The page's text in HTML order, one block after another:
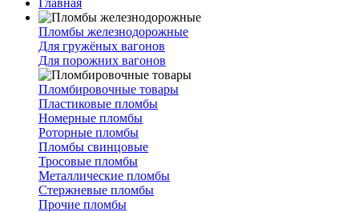
Главная
Пломбы железнодорожные
Для гружёных вагонов
Для порожних вагонов
Пломбировочные товары
Пластиковые пломбы
Номерные пломбы
Роторные пломбы
Пломбы свинцовые
Тросовые пломбы
Металлические пломбы
Стержневые пломбы
Прочие пломбы